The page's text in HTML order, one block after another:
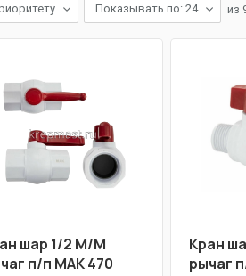
Показывать по: 24 из
шар 1/2 М/М
п/п МАК 470
Кран
рычаг